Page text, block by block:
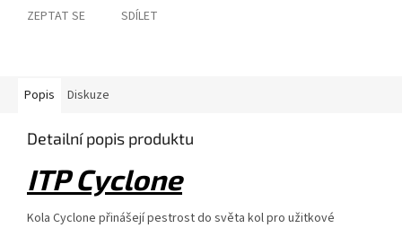
ZEPTAT SE SDÍLET
Popis Diskuze
Detailní popis produktu
ITP Cyclone
Kola Cyclone přinášejí pestrost do světa kol pro užitkové